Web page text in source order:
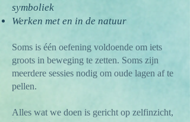
symboliek
Werken met en in de natuur​
Soms is één oefening voldoende om iets
groots in beweging te zetten. Soms zijn
meerdere sessies nodig om oude lagen af te
pellen.
Alles wat we doen is gericht op zelfinzicht,